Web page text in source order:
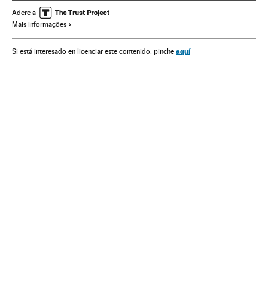
Handebol Polo aquático
Esportes combate
América do Sul América Latina Competições
Adere a
Mais informações
Si está interesado en licenciar este contenido, pinche aquí